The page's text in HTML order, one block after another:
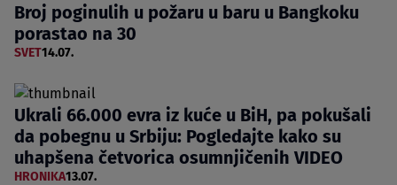
Broj poginulih u požaru u baru u Bangkoku
porastao na 30
SVET14.07.
Ukrali 66.000 evra iz kuće u BiH, pa pokušali
da pobegnu u Srbiju: Pogledajte kako su
uhapšena četvorica osumnjičenih VIDEO
HRONIKA13.07.